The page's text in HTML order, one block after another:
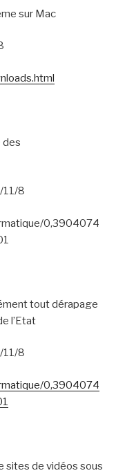
sur Mac
des
11/8
0,3904074
tout dérapage
l’Etat
11/8
0,3904074
sites de vidéos sous